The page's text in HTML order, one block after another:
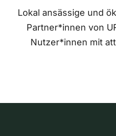
Lokal ansässige und
Partner*innen von
Nutzer*innen mit